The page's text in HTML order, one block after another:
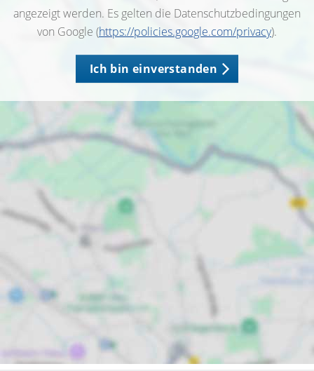
angezeigt werden. Es gelten die Datenschutzbedingungen
von Google (https://policies.google.com/privacy).
Ich bin einverstanden